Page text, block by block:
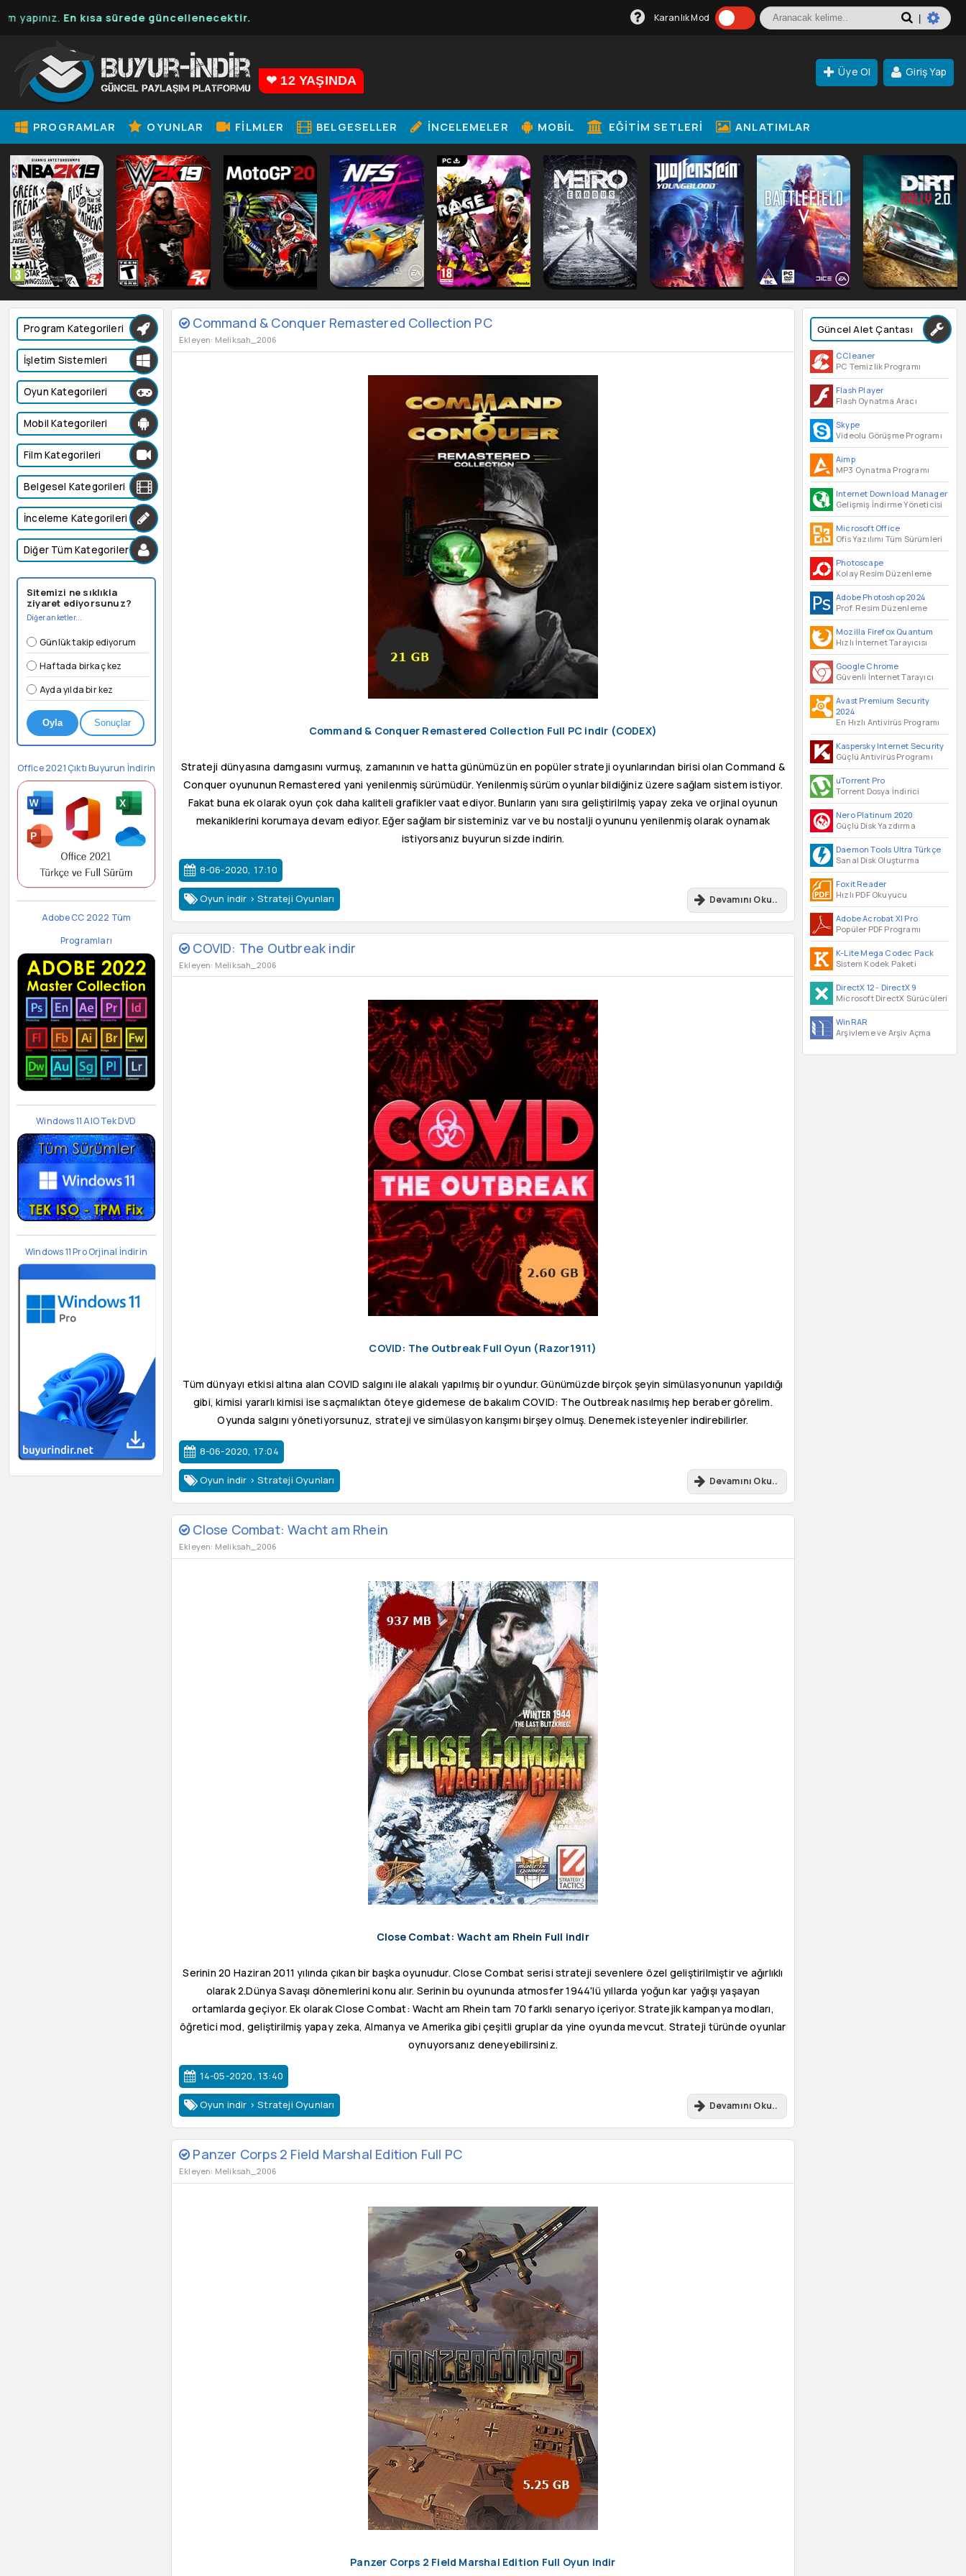
En kısa sürede güncellenecektir. Karanlık Mod
❤ 12 YAŞINDA
Üye Ol Giriş Yap
PROGRAMLAR OYUNLAR FILMLER BELGESELLER İNCELEMELER MOBIL EĞITIM SETLERI ANLATIMLAR
Güncel Alet Çantası
CCleaner
PC Temizlik Programı
Flash Player
Flash Oynatma Aracı
Skype
Videolu Görüşme Programı
Aimp
MP3 Oynatma Programı
Internet Download Manager
Gelişmiş İndirme Yöneticisi
Microsoft Office
Ofis Yazılımı Tüm Sürümleri
Photoscape
Kolay Resim Düzenleme
Adobe Photoshop 2024
Prof. Resim Düzenleme
Mozilla Firefox Quantum
Hızlı İnternet Tarayıcısı
Google Chrome
Güvenli İnternet Tarayıcı
Avast Premium Security
2024
En Hızlı Antivirüs Programı
Kaspersky Internet Security
Güçlü Antivirüs Programı
uTorrent Pro
Torrent Dosya İndirici
Nero Platinum 2020
Güçlü Disk Yazdırma
Daemon Tools Ultra Türkçe
Sanal Disk Oluşturma
Foxit Reader
Hızlı PDF Okuyucu
Adobe Acrobat XI Pro
Popüler PDF Programı
K-Lite Mega Codec Pack
Sistem Kodek Paketi
DirectX 12- DirectX 9
Microsoft DirectX Sürücüleri
WinRAR
Arşivleme ve Arşiv Açma
Program Kategorileri
İşletim Sistemleri
Oyun Kategorileri
Mobil Kategorileri
Film Kategorileri
Belgesel Kategorileri
İnceleme Kategorileri
Diğer Tüm Kategoriler
Sitemizi ne sıklıkla
ziyaret ediyorsunuz?
Diğer anketler...
Günlük takip ediyorum
Haftada birkaç kez
Ayda yılda bir kez
Oyla Sonuçlar
Office 2021 Çıktı Buyurun İndirin
Adobe CC 2022 Tüm
Programları
Windows 11 AIO Tek DVD
Windows 11 Pro Orjinal İndirin
Command & Conquer Remastered Collection PC
Ekleyen: Meliksah_2006
Command & Conquer Remastered Collection Full PC indir (CODEX)
Strateji dünyasına damgasını vurmuş, zamanının ve hatta günümüzün en popüler strateji oyunlarından birisi olan Command &
Conquer oyununun Remastered yani yenilenmiş sürümüdür. Yenilenmiş sürüm oyunlar bildiğiniz üzere sağlam sistem istiyor.
Fakat buna ek olarak oyun çok daha kaliteli grafikler vaat ediyor. Bunların yanı sıra geliştirilmiş yapay zeka ve orjinal oyunun
mekaniklerini korumaya devam ediyor. Eğer sağlam bir sisteminiz var ve bu nostalji oyununu yenilenmiş olarak oynamak
istiyorsanız buyurun sizde indirin.
8-06-2020, 17:10
Oyun indir >Strateji Oyunları Devamını Oku..
COVID: The Outbreak indir
Ekleyen: Meliksah_2006
COVID: The Outbreak Full Oyun (Razor1911)
Tüm dünyayı etkisi altına alan COVID salgını ile alakalı yapılmış bir oyundur. Günümüzde birçok şeyin simülasyonunun yapıldığı
gibi, kimisi yararlı kimisi ise saçmalıktan öteye gidemese de bakalım COVID: The Outbreak nasılmış hep beraber görelim.
Oyunda salgını yönetiyorsunuz, strateji ve simülasyon karışımı birşey olmuş. Denemek isteyenler indirebilirler.
8-06-2020, 17:04
Oyun indir >Strateji Oyunları Devamını Oku..
Close Combat: Wacht am Rhein
Ekleyen: Meliksah_2006
Close Combat: Wacht am Rhein Full indir
Serinin 20 Haziran 2011 yılında çıkan bir başka oyunudur. Close Combat serisi strateji sevenlere özel geliştirilmiştir ve ağırlıklı
olarak 2.Dünya Savaşı dönemlerini konu alır. Serinin bu oyununda atmosfer 1944'lü yıllarda yoğun kar yağışı yaşayan
ortamlarda geçiyor. Ek olarak Close Combat: Wacht am Rhein tam 70 farklı senaryo içeriyor. Stratejik kampanya modları,
öğretici mod, geliştirilmiş yapay zeka, Almanya ve Amerika gibi çeşitli gruplar da yine oyunda mevcut. Strateji türünde oyunlar
oynuyorsanız deneyebilirsiniz.
14-05-2020, 13:40
Oyun indir >Strateji Oyunları Devamını Oku..
Panzer Corps 2 Field Marshal Edition Full PC
Ekleyen: Meliksah_2006
Panzer Corps 2 Field Marshal Edition Full Oyun indir